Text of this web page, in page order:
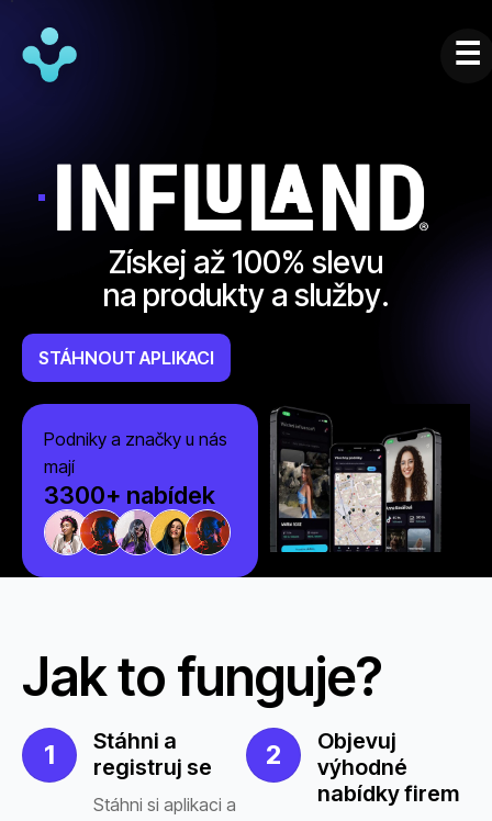
Získej až 100% slevu
na produkty a služby.
STÁHNOUT APLIKACI
Podniky a značky u nás
mají
3300+ nabídek
Jak to funguje?
1
Stáhni a
registruj se
Stáhni si aplikaci a
2
Objevuj
výhodné
nabídky firem